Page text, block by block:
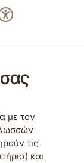
με τον
τις
και